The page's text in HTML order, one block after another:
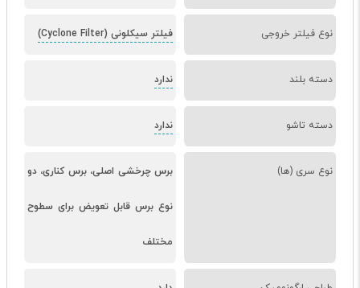
نوع فیلتر خروجی فیلتر سیکلونی (Cyclone Filter)
دسته بلند ندارد
دسته تاشو ندارد
نوع سری (ها) برس چرخشی اصلی، برس کناری، دو
نوع برس قابل تعویض برای سطوح
مختلف